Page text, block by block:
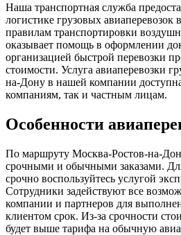
Наша транспортная служба
логистике грузовых авиаперевозок
правилам транспортировки
оказывает помощь в оформлении
организацией быстрой перевозки
стоимости. Услуга авиаперевозки
на-Дону в нашей компании
компаниям, так и частным лицам.
Особенности
По маршруту Москва-Ростов-на-
срочными и обычными заказами.
срочно воспользуйтесь услугой
Сотрудники задействуют все
компании и партнеров для
клиентом срок. Из-за срочности
будет выше тарифа на обычную